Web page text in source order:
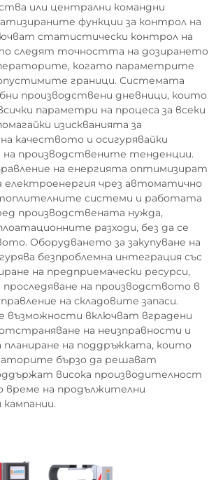
или централни командни
функции за контрол на
статистически контрол на
следят точността на дозирането
когато параметрите
граници. Системата
производствени дневници, които
параметри на процеса за всеки
изискванията за
качеството и осигурявайки
на производствените тенденции.
на енергията оптимизират
електроенергия чрез автоматично
системи и работата
производствената нужда,
разходи, без да се
Оборудването за закупуване на
безпроблемна интеграция със
на предприемачески ресурси,
проследяване на производството в
на складовите запаси.
възможности включват вградени
на неизправности и
на поддръжката, които
бързо да решават
висока производителност
време на продължителни